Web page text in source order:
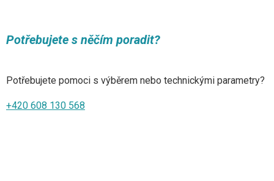
Potřebujete s něčím poradit?
Potřebujete pomoci s výběrem nebo technickými parametry?
+420 608 130 568